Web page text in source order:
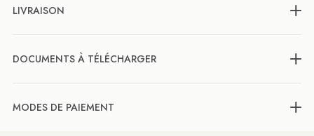
LIVRAISON
DOCUMENTS À TÉLÉCHARGER
MODES DE PAIEMENT